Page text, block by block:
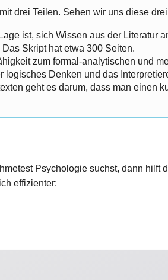
drei Teilen. Sehen wir uns diese
ist, sich Wissen aus der Literatur
Skript hat etwa 300 Seiten.
zum formal-analytischen und
logisches Denken und das
geht es darum, dass man einen
Psychologie suchst, dann hilft
effizienter: